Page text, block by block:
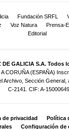
Fundación SRFL
Voz Natura Prensa-
Editorial
GALICIA S.A. Todos
CORUÑA (ESPAÑA)
Archivo, Sección
C-2141. CIF: A-15000649.
de privacidad Política
Configuración de